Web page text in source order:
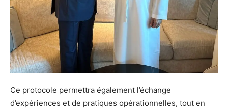
Ce protocole permettra également l’échange
d’expériences et de pratiques opérationnelles, tout en